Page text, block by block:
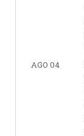
AGO 04